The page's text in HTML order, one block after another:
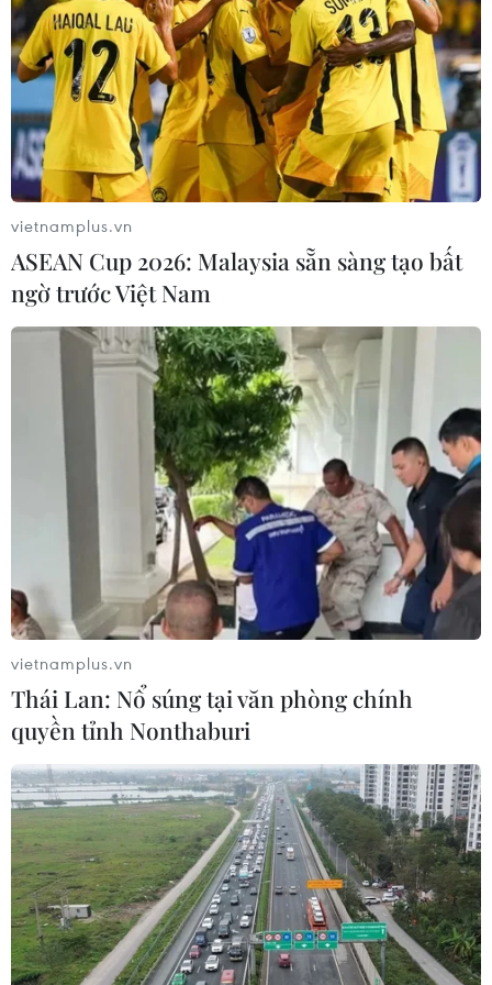
Cuba và Mỹ hợp tác xử lý môi trường sau
thảm họa cháy kho dầu
Chuyên gia môi trường Cuba và Mỹ đã thảo luận các
phương thức hợp tác khả thi nhằm hồi phục những khu
vực bị ảnh hưởng nặng nề nhất sau vụ cháy kho nhiên
liệu lớn nhất đảo quốc Caribe này.
Cuba và Mỹ duy trì liên lạc, chung tay giải
quyết hậu quả bão Ian
vietnamplus.vn
ASEAN Cup 2026: Malaysia sẵn sàng tạo bất
ngờ trước Việt Nam
vietnamplus.vn
Thái Lan: Nổ súng tại văn phòng chính
quyền tỉnh Nonthaburi